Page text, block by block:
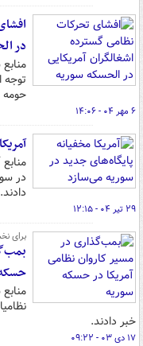
در
توجه
حومه
۶ مهر ۰۴ - ۱۴:۰۶
در
دادند.
۲۹ تیر ۰۴ - ۱۲:۱۵
برای
خبر دادند.
۱۷ دی ۰۳ - ۰۹:۲۲